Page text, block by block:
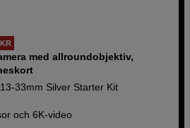
med allroundobjektiv,
33mm Silver Starter Kit
och 6K-video